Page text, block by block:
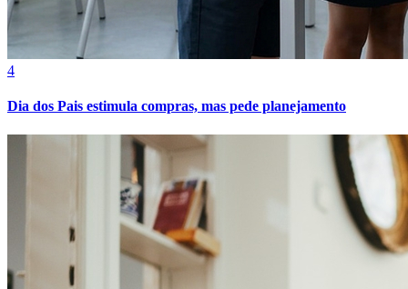
4
Dia dos Pais estimula compras, mas pede planejamento